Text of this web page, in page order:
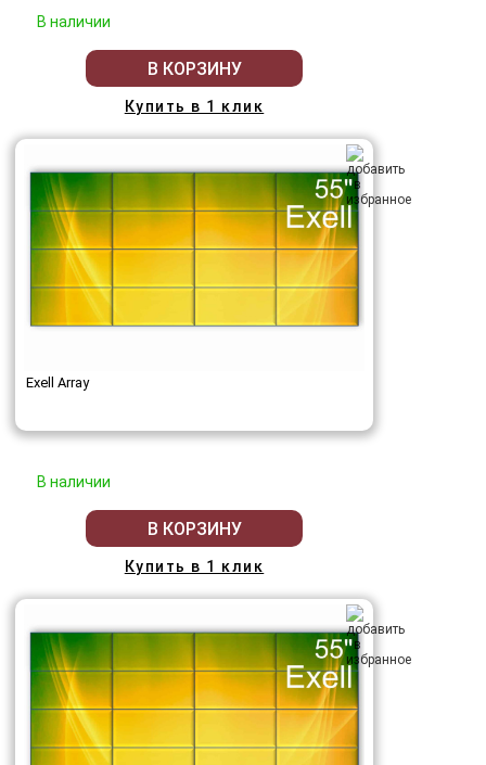
В наличии
В КОРЗИНУ
Купить в 1 клик
Exell Array
В наличии
В КОРЗИНУ
Купить в 1 клик